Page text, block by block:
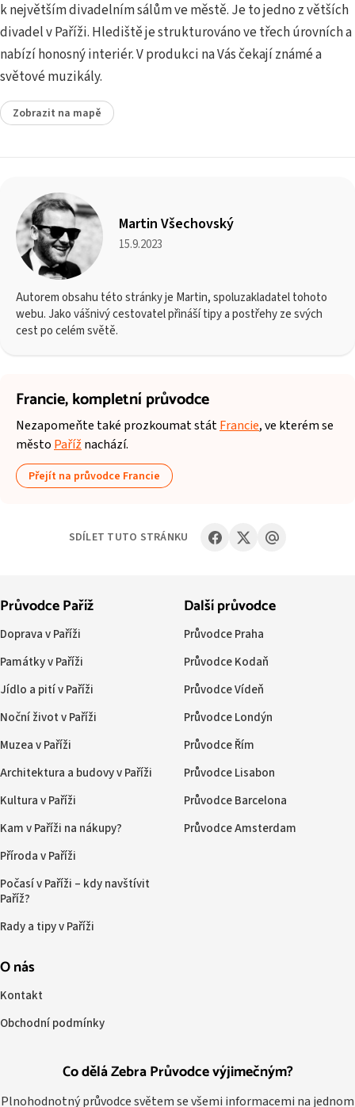
k největším divadelním sálům ve městě. Je to jedno z větších
divadel v Paříži. Hlediště je strukturováno ve třech úrovních a
nabízí honosný interiér. V produkci na Vás čekají známé a
světové muzikály.
Zobrazit na mapě
Martin Všechovský
15.9.2023
Autorem obsahu této stránky je Martin, spoluzakladatel tohoto
webu. Jako vášnivý cestovatel přináší tipy a postřehy ze svých
cest po celém světě.
Francie,kompletní průvodce
Nezapomeňte také prozkoumat státFrancie, ve kterém se
město Paříž nachází.
Přejít na průvodce Francie
SDÍLET TUTO STRÁNKU
Co dělá Zebra Průvodce výjimečným?
Plnohodnotný průvodce světem se všemi informacemi na jednom
Průvodce Paříž
Doprava v Paříži
Památky v Paříži
Jídlo a pití v Paříži
Noční život v Paříži
Muzea v Paříži
Architektura a budovy v Paříži
Kultura v Paříži
Kam v Paříži na nákupy?
Příroda v Paříži
Počasí v Paříži – kdy navštívit
Paříž?
Rady a tipy v Paříži
Další průvodce
Průvodce Praha
Průvodce Kodaň
Průvodce Vídeň
Průvodce Londýn
Průvodce Řím
Průvodce Lisabon
Průvodce Barcelona
Průvodce Amsterdam
O nás
Kontakt
Obchodní podmínky